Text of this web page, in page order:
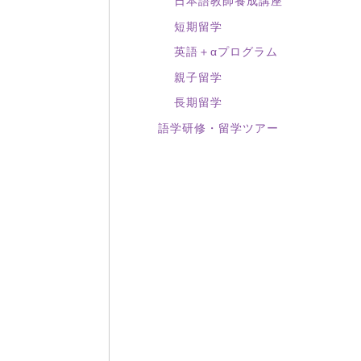
短期留学
英語＋αプログラム
親子留学
長期留学
語学研修・留学ツアー